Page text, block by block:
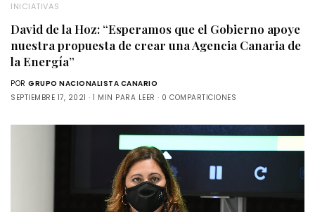
INICIATIVAS
David de la Hoz: “Esperamos que el Gobierno apoye
nuestra propuesta de crear una Agencia Canaria de
la Energía”
POR GRUPO NACIONALISTA CANARIO
SEPTIEMBRE 17, 2021
1 MIN PARA LEER 0 COMPARTICIONES